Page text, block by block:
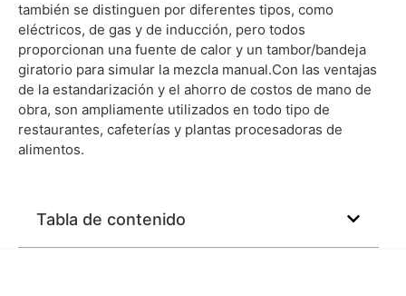
también se distinguen por diferentes tipos, como
eléctricos, de gas y de inducción, pero todos
proporcionan una fuente de calor y un tambor/bandeja
giratorio para simular la mezcla manual.Con las ventajas
de la estandarización y el ahorro de costos de mano de
obra, son ampliamente utilizados en todo tipo de
restaurantes, cafeterías y plantas procesadoras de
alimentos.
Tabla de contenido